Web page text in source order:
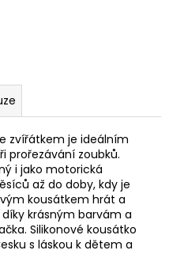
zvířátkem je ideálním
prořezávání zoubků.
i jako motorická
až do doby, kdy je
kousátkem hrát a
krásným barvám a
Silikonové kousátko
s láskou k dětem a